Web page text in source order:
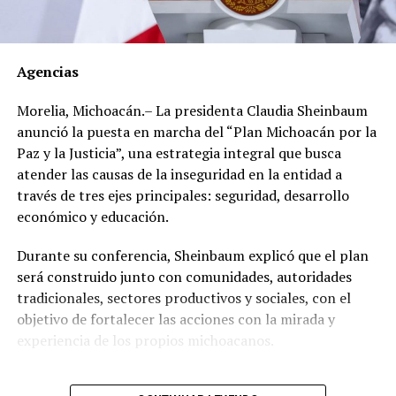
Los documentos oficiales demuestran que el 30 de
de Golf Campestre de San Luis Potosí un inmueble de
millones 671 mil 425 pesos, cuyo pago realizó en una
sola exhibición.
Sin embargo, al hacer una revisión de propiedades en la
zona, se encontró que, en lugar de los 2 millones 671
mil 425 pesos que pagó, el inmueble tiene un valor real
Un año después, el 21 de mayo de 2013, adquirió en el
Fraccionamiento Matamoros, también de San Luis
Potosí, un inmueble de 280 metros cuadrados, con un
valor declarado de 560 mil 700 pesos con pago de
Agencias
Morelia, Michoacán.– La presidenta Claudia Sheinbaum
anunció la puesta en marcha del “Plan Michoacán por la
Paz y la Justicia”, una estrategia integral que busca
atender las causas de la inseguridad en la entidad a
través de tres ejes principales: seguridad, desarrollo
económico y educación.
Durante su conferencia, Sheinbaum explicó que el plan
será construido junto con comunidades, autoridades
tradicionales, sectores productivos y sociales, con el
objetivo de fortalecer las acciones con la mirada y
experiencia de los propios michoacanos.